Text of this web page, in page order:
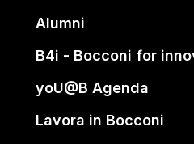
Alumni
B4i - Bocconi for
yoU@B Agenda
Lavora in Bocconi